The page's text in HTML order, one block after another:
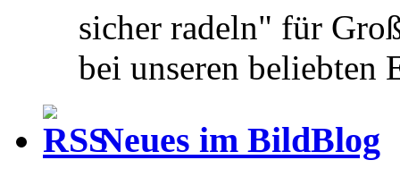
sicher radeln" für
bei unseren beliebten
Neues im BildBlog